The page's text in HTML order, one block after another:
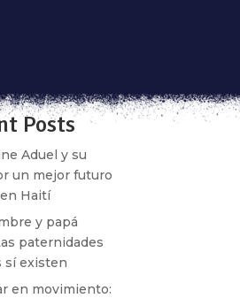
Posts
Aduel y su
un mejor futuro
Haití
y papá
paternidades
sí existen
en movimiento: